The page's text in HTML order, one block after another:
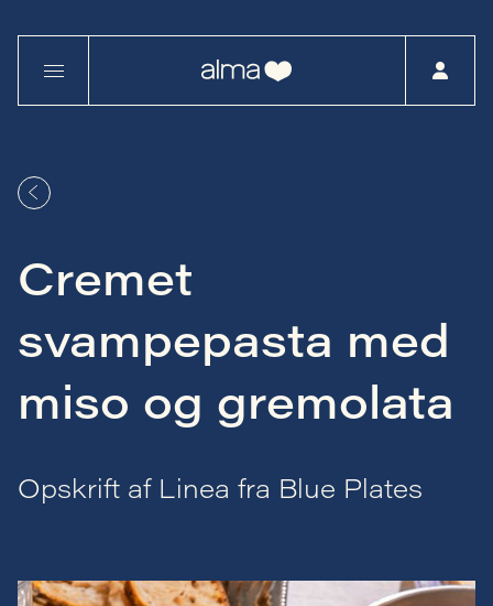
Cremet
svampepasta med
miso og gremolata
Opskrift af Linea fra Blue Plates